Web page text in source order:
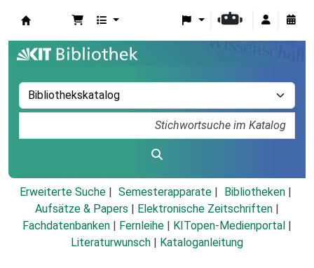
Erweiterte Suche Semesterapparate
Bibliotheken
Aufsätze & Papers
Elektronische Zeitschriften
Fachdatenbanken
Fernleihe KITopen-Medienportal
Literaturwunsch
Kataloganleitung